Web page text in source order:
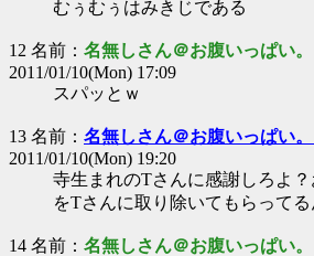
むぅむぅはみきじである
12 名前： 名無しさん＠お腹いっぱい。
2011/01/10(Mon) 17:09
スパッとｗ
13 名前： 名無しさん＠お腹いっぱい。
2011/01/10(Mon) 19:20
寺生まれのTさんに感謝しろよ
をTさんに取り除いてもらってる
14 名前： 名無しさん＠お腹いっぱい。